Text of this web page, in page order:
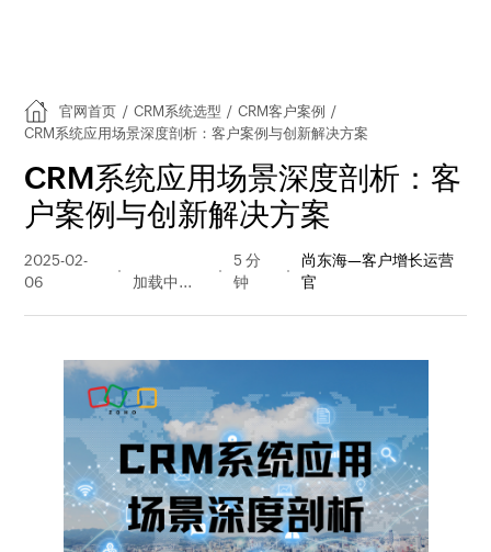
官网首页 / CRM系统选型 / CRM客户案例 /
CRM系统应用场景深度剖析：客户案例与创新解决方案
CRM系统应用场景深度剖析：客
户案例与创新解决方案
2025-02-
06
量
5 分
钟
尚东海—客户增长运营
官